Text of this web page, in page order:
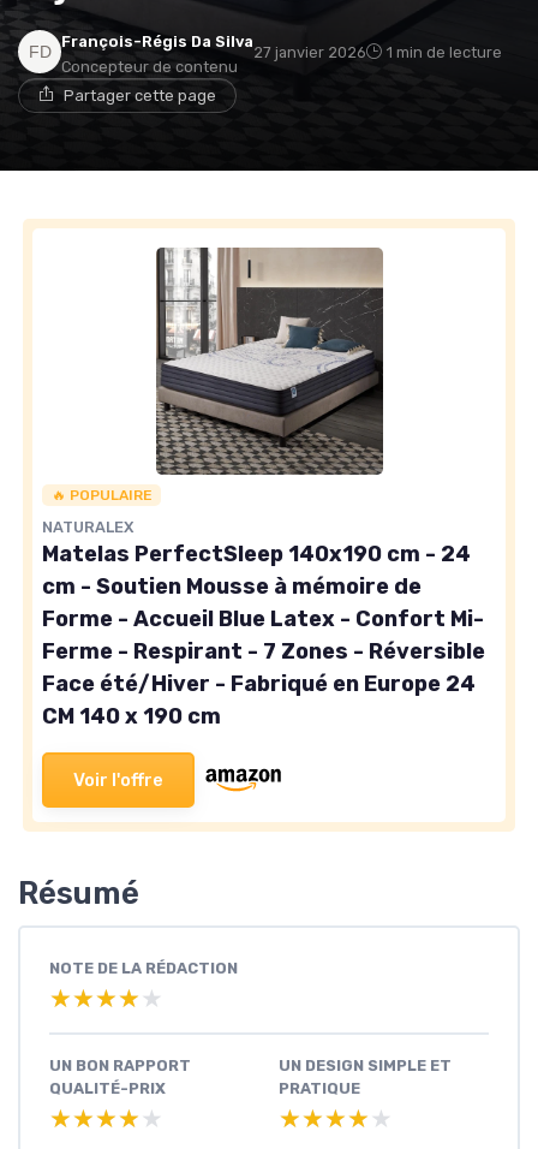
François-Régis Da Silva
Concepteur de contenu
27 janvier 2026 1 min de lecture
Partager cette page
🔥 POPULAIRE
NATURALEX
Matelas PerfectSleep 140x190 cm - 24
cm - Soutien Mousse à mémoire de
Forme - Accueil Blue Latex - Confort Mi-
Ferme - Respirant - 7 Zones - Réversible
Face été/Hiver - Fabriqué en Europe 24
CM 140 x 190 cm
Voir l'offre
Résumé
NOTE DE LA RÉDACTION
★★★★★
★★★★★
UN BON RAPPORT
QUALITÉ-PRIX
★★★★★
★★★★★
UN DESIGN SIMPLE ET
PRATIQUE
★★★★★
★★★★★
→ Je rejoins le club
Non merci, peut-être plus tard